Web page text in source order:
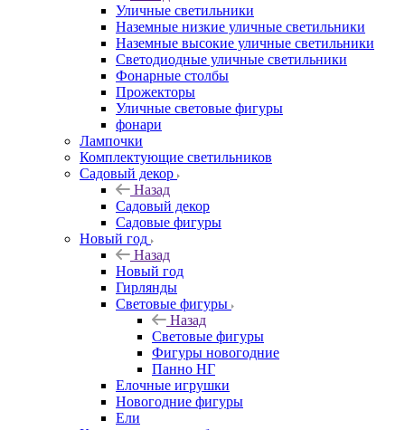
Уличные светильники
Наземные низкие уличные светильники
Наземные высокие уличные светильники
Светодиодные уличные светильники
Фонарные столбы
Прожекторы
Уличные световые фигуры
фонари
Лампочки
Комплектующие светильников
Садовый декор
Назад
Садовый декор
Садовые фигуры
Новый год
Назад
Новый год
Гирлянды
Световые фигуры
Назад
Световые фигуры
Фигуры новогодние
Панно НГ
Елочные игрушки
Новогодние фигуры
Ели